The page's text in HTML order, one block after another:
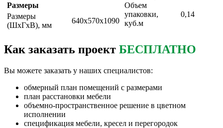
Размеры
Размеры
(ШxГxВ), мм
640х570х1090
Объем
упаковки,
куб.м
0,14
Как заказать проект БЕСПЛАТНО
Вы можете заказать у наших специалистов:
обмерный план помещений с размерами
план расстановки мебели
объемно-пространственное решение в цветном
исполнении
спецификация мебели, кресел и перегородок